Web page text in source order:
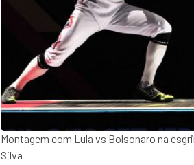
Montagem com Lula vs Bolsonaro na
Silva